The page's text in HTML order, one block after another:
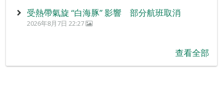
受熱帶氣旋 “白海豚” 影響 部分航班取消
2026年8月7日 22:27
查看全部